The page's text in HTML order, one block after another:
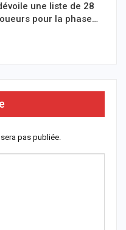
une liste de 28
pour la phase…
pas publiée.